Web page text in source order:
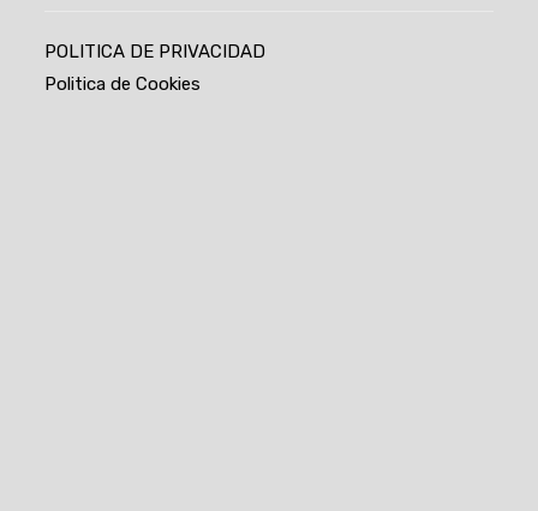
POLITICA DE PRIVACIDAD
Politica de Cookies